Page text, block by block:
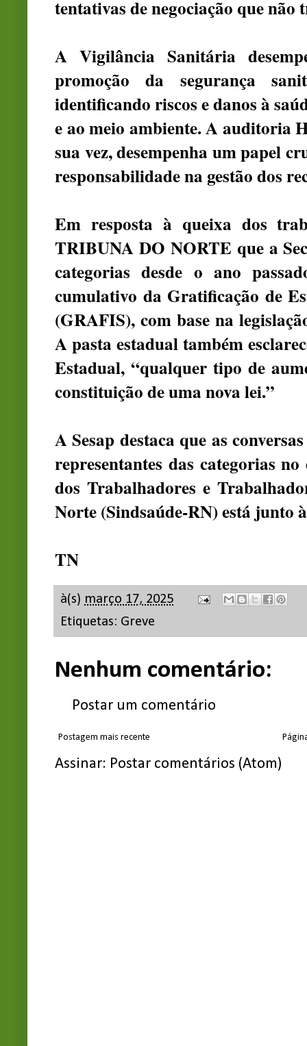
tentativas de negociação que
A Vigilância Sanitária
promoção da segurança
identificando riscos e danos à
e ao meio ambiente. A auditoria
sua vez, desempenha um papel
responsabilidade na gestão dos
Em resposta à queixa dos
TRIBUNA DO NORTE que a
categorias desde o ano
cumulativo da Gratificação de
(GRAFIS), com base na
A pasta estadual também
Estadual, “qualquer tipo de
constituição de uma nova lei.”
A Sesap destaca que as
representantes das categorias
dos Trabalhadores e
Norte (Sindsaúde-RN) está junto
TN
à(s) março 17, 2025
Etiquetas: Greve
Nenhum comentário:
Postar um comentário
Postagem mais recente
Assinar: Postar comentários (Atom)